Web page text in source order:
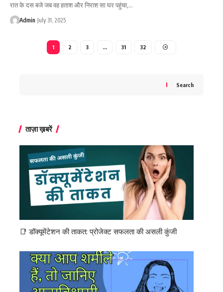
रात के दस बजे जब वह हताश और निराश सा घर पहुंचा,…
Admin July 31, 2025
1 2 3 … 31 32
Search
ताज़ा ख़बरें
📑 डॉक्यूमेंटेशन की ताकत: प्रोजेक्ट सफलता की असली कुंजी